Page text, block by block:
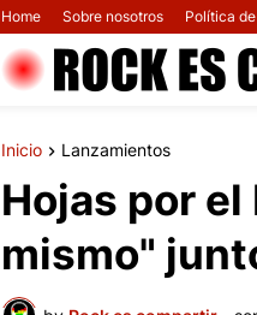
Home Sobre nosotros Política
Inicio Lanzamientos
Hojas por el
mismo"